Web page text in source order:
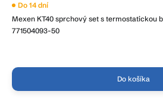
Mexen KT40 sprchový set s termostatickou
771504093-50
Priemerné
produktu
je
Do 14 dní
Do košíka